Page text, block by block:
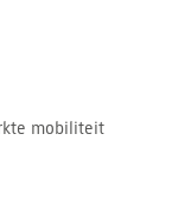
mobiliteit